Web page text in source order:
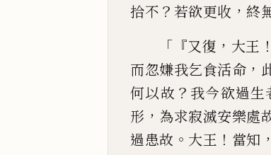
拾不 ？ 若欲更收 ， 終
「『又復 ， 大王 ！
而忽嫌我乞食活命 ，
何以故 ？ 我今欲過生
形 ， 為求寂滅安樂處
過患故 。 大王 ！ 當知